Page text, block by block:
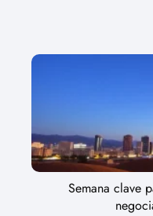
Semana clave